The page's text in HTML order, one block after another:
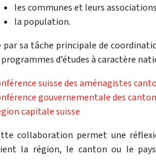
les communes et leurs
la population.
par sa tâche principale de
d’études à caractère
suisse des aménagistes
gouvernementale des
capitale suisse
collaboration permet une
la région, le canton ou le